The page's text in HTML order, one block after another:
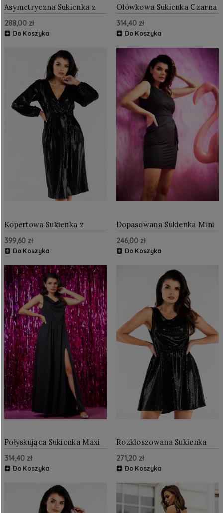
Asymetryczna Sukienka z
Falbanami Czarna w Kwiaty
354
288,00 zł
Do Koszyka
Ołówkowa Sukienka Czarna
AW560
314,40 zł
Do Koszyka
Kopertowa Sukienka z
Połyskiem Czarna AW564
399,60 zł
Do Koszyka
Dopasowana Sukienka Mini
Czarna AW554
246,00 zł
Do Koszyka
Połyskująca Sukienka Maxi
Czarna AW553
314,40 zł
Do Koszyka
Rozkloszowana Sukienka
Mini Czarna AW562
271,20 zł
Do Koszyka